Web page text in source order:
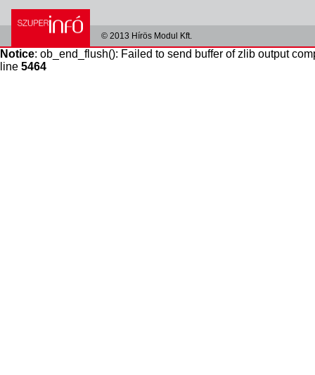
© 2013 Hírös Modul Kft.
Notice: ob_end_flush(): Failed to send buffer of zlib output
line 5464